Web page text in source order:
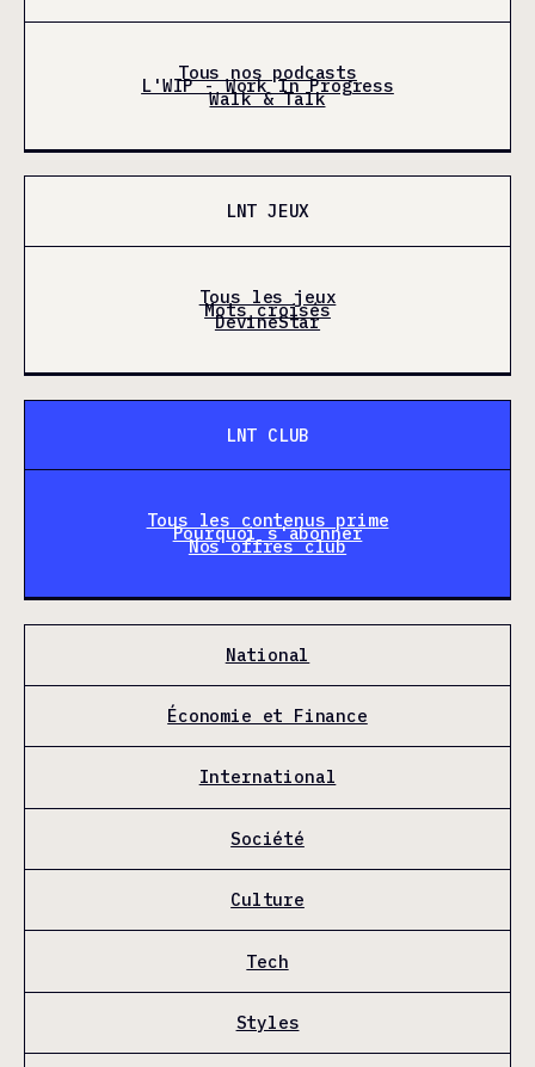
Tous nos podcasts
L'WIP - Work In Progress
Walk & Talk
LNT JEUX
Tous les jeux
Mots croisés
DevineStar
LNT CLUB
Tous les contenus prime
Pourquoi s'abonner
Nos offres club
National
Économie et Finance
International
Société
Culture
Tech
Styles